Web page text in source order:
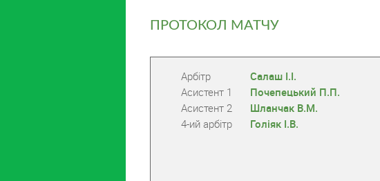
ПРОТОКОЛ МАТЧУ
Арбітр
Салаш І.І.
Асистент 1
Почепецький П.П.
Асистент 2
Шланчак В.М.
4-ий арбітр
Голіяк І.В.